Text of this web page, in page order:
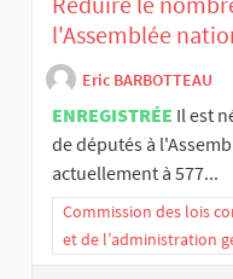
l'Assemblée
Eric BARBOTTEAU
ENREGISTRÉE Il est
de députés à
actuellement à 577...
Commission des lois
et de l’administration